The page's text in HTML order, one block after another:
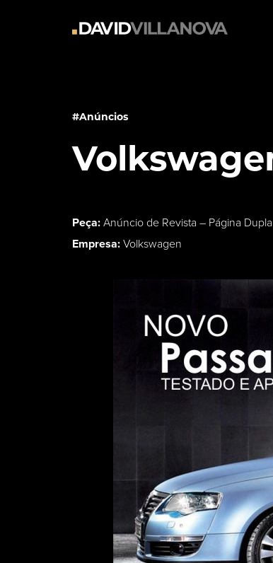
#Anúncios
Peça: Anúncio de Revista – Página Dupla
Empresa: Volkswagen